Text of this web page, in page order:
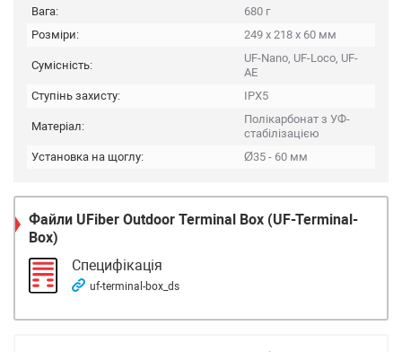
Вага:
680 г
Розміри:
249 х 218 х 60 мм
Сумісність:
UF-Nano, UF-Loco, UF-
AE
Ступінь захисту:
IPX5
Матеріал:
Полікарбонат з УФ-
стабілізацією
Установка на щоглу:
Ø35 - 60 мм
Файли UFiber Outdoor Terminal Box (UF-Terminal-
Box)
Специфікація
uf-terminal-box_ds